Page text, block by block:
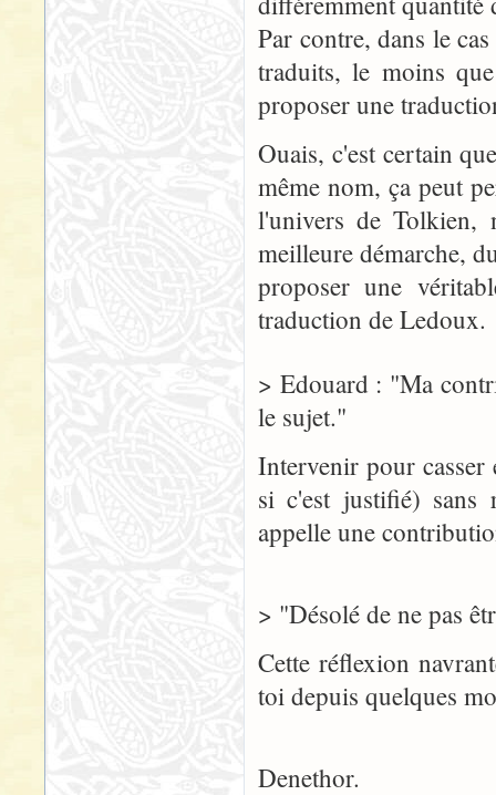
Par contre, dans le
traduits, le moins
proposer une
Ouais, c'est certain
même nom, ça peut
l'univers de Tolkien,
meilleure démarche,
proposer une
traduction de Ledoux.
> Edouard : "Ma
le sujet."
Intervenir pour
si c'est justifié) sans
appelle une
> "Désolé de ne pas
Cette réflexion
toi depuis quelques
Denethor.